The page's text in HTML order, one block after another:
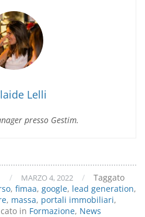
Lelli
presso Gestim.
/ MARZO 4, 2022 /
Taggato
, fimaa, google, lead generation,
, massa, portali immobiliari,
in Formazione, News